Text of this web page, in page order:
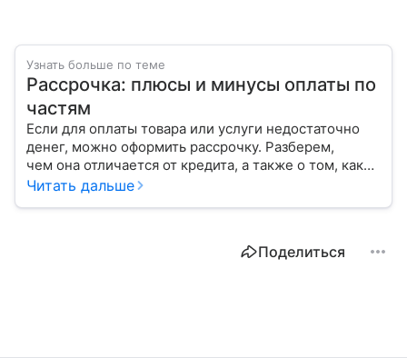
Узнать больше по теме
Рассрочка: плюсы и минусы оплаты по
частям
Если для оплаты товара или услуги недостаточно
денег, можно оформить рассрочку. Разберем,
чем она отличается от кредита, а также о том, каков
процесс предоставления этой услуги.
Читать дальше
Поделиться